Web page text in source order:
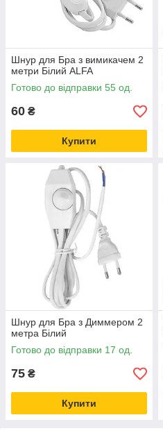
Шнур для Бра з вимикачем 2
метри Білий ALFA
Готово до відправки 55 од.
60 ₴
Купити
Шнур для Бра з Диммером 2
метра Білий
Готово до відправки 17 од.
75 ₴
Купити